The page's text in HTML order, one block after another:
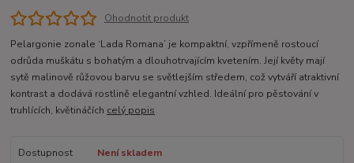
Ohodnotit produkt
Pelargonie zonale ‘Lada Romana’ je kompaktní, vzpřímeně rostoucí
odrůda muškátu s bohatým a dlouhotrvajícím kvetením. Její květy mají
sytě malinově růžovou barvu se světlejším středem, což vytváří atraktivní
kontrast a dodává rostlině elegantní vzhled. Ideální pro pěstování v
truhlících, květináčích celý popis
Dostupnost
Není skladem